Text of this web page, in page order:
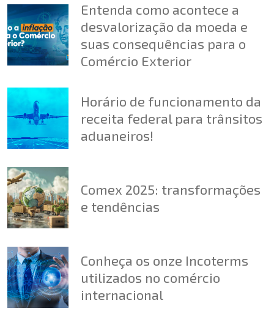
Entenda como acontece a
desvalorização da moeda e
suas consequências para o
Comércio Exterior
Horário de funcionamento da
receita federal para trânsitos
aduaneiros!
Comex 2025: transformações
e tendências
Conheça os onze Incoterms
utilizados no comércio
internacional